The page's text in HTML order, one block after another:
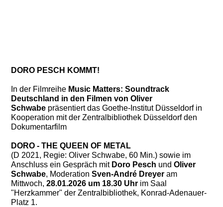
DORO PESCH KOMMT!
In der Filmreihe Music Matters: Soundtrack
Deutschland in den Filmen von Oliver
Schwabe präsentiert das Goethe-Institut Düsseldorf in
Kooperation mit der Zentralbibliothek Düsseldorf den
Dokumentarfilm
DORO - THE QUEEN OF METAL
(D 2021, Regie: Oliver Schwabe, 60 Min.) sowie im
Anschluss ein Gespräch mit Doro Pesch undOliver
Schwabe, ModerationSven-André Dreyeram
Mittwoch,28.01.2026 um 18.30 Uhr im Saal
"Herzkammer" der Zentralbibliothek, Konrad-Adenauer-
Platz 1.